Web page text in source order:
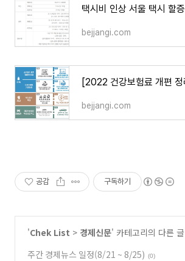
bejjangi.com
bejjangi.com
공감 구독하기
'Chek List > 경제신문' 카테고리의 다른 글
주간 경제뉴스 일정(8/21 ~ 8/25) (0)